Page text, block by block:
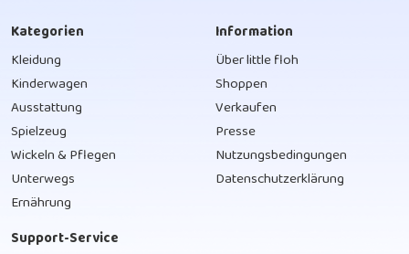
Kategorien
Kleidung
Kinderwagen
Ausstattung
Spielzeug
Wickeln & Pflegen
Unterwegs
Ernährung
Information
Über little floh
Shoppen
Verkaufen
Presse
Nutzungsbedingungen
Datenschutzerklärung
Support-Service